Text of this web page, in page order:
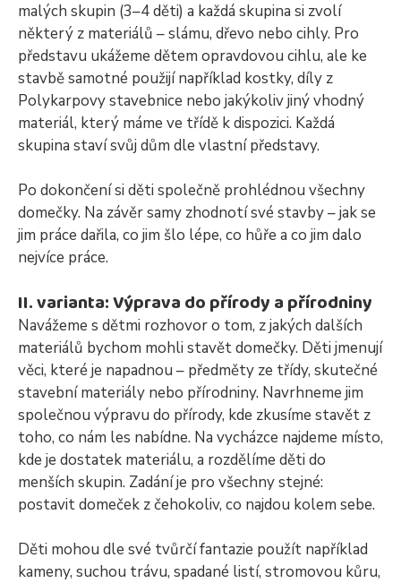
malých skupin (3–4 děti) a každá skupina si zvolí
některý z materiálů – slámu, dřevo nebo cihly. Pro
představu ukážeme dětem opravdovou cihlu, ale ke
stavbě samotné použijí například kostky, díly z
Polykarpovy stavebnice nebo jakýkoliv jiný vhodný
materiál, který máme ve třídě k dispozici. Každá
skupina staví svůj dům dle vlastní představy.
Po dokončení si děti společně prohlédnou všechny
domečky. Na závěr samy zhodnotí své stavby – jak se
jim práce dařila, co jim šlo lépe, co hůře a co jim dalo
nejvíce práce.
II. varianta: Výprava do přírody a přírodniny
Navážeme s dětmi rozhovor o tom, z jakých dalších
materiálů bychom mohli stavět domečky. Děti jmenují
věci, které je napadnou – předměty ze třídy, skutečné
stavební materiály nebo přírodniny. Navrhneme jim
společnou výpravu do přírody, kde zkusíme stavět z
toho, co nám les nabídne. Na vycházce najdeme místo,
kde je dostatek materiálu, a rozdělíme děti do
menších skupin. Zadání je pro všechny stejné:
postavit domeček z čehokoliv, co najdou kolem sebe.
Děti mohou dle své tvůrčí fantazie použít například
kameny, suchou trávu, spadané listí, stromovou kůru,